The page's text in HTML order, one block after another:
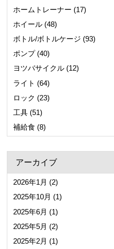
ホームトレーナー (17)
ホイール(48)
ボトル/ボトルケージ (93)
ポンプ(40)
ヨツバサイクル(12)
ライト (64)
ロック (23)
工具(51)
補給食 (8)
アーカイブ
2026年1月 (2)
2025年10月 (1)
2025年6月 (1)
2025年5月 (2)
2025年2月 (1)